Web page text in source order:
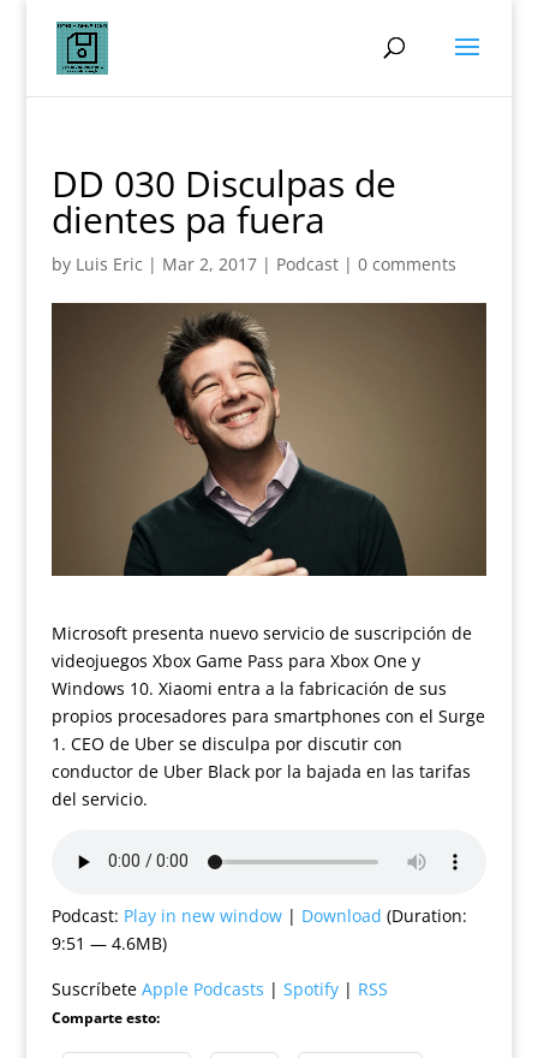
DD 030 Disculpas de
dientes pa fuera
by Luis Eric | Mar 2, 2017| Podcast| 0 comments
Microsoft presenta nuevo servicio de suscripción de
videojuegos Xbox Game Pass para Xbox One y
Windows 10. Xiaomi entra a la fabricación de sus
propios procesadores para smartphones con el Surge
1. CEO de Uber se disculpa por discutir con
conductor de Uber Black por la bajada en las tarifas
del servicio.
Podcast: Play in new window| Download (Duration:
9:51 — 4.6MB)
Suscríbete Apple Podcasts | Spotify| RSS
Comparte esto: